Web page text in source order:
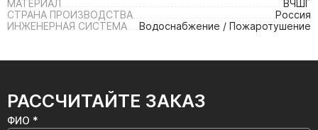
МАТЕРИАЛ
ВЧШГ
СТРАНА ПРОИЗВОДСТВА
Россия
ИНЖЕНЕРНАЯ СИСТЕМА
Водоснабжение / Пожаротушение
РАССЧИТАЙТЕ ЗАКАЗ
ФИО *